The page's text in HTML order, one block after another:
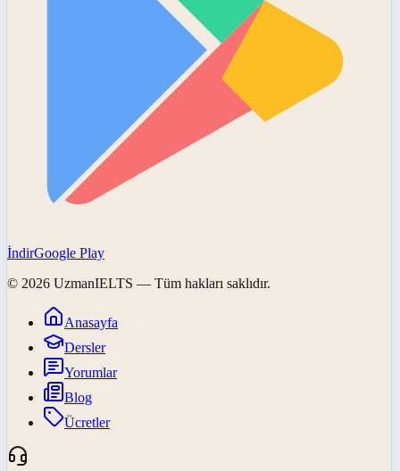
İndirGoogle Play
© 2026 UzmanIELTS — Tüm hakları saklıdır.
Anasayfa
Dersler
Yorumlar
Blog
Ücretler